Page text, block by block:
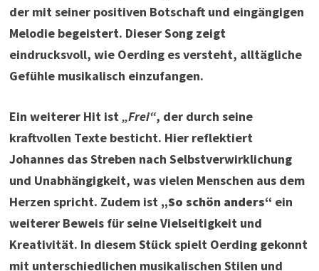
der mit seiner positiven Botschaft und eingängigen
Melodie begeistert. Dieser Song zeigt
eindrucksvoll, wie Oerding es versteht, alltägliche
Gefühle musikalisch einzufangen.
Ein weiterer Hit ist„Frei“, der durch seine
kraftvollen Texte besticht. Hier reflektiert
Johannes das Streben nach Selbstverwirklichung
und Unabhängigkeit, was vielen Menschen aus dem
Herzen spricht. Zudem ist „So schön anders“ ein
weiterer Beweis für seine Vielseitigkeit und
Kreativität. In diesem Stück spielt Oerding gekonnt
mit unterschiedlichen musikalischen Stilen und